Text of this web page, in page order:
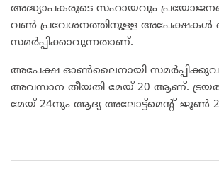
അദ്ധ്യാപകരുടെ സഹായവും
വൺ പ്രവേശനത്തിനുള്ള
സമർപ്പിക്കാവുന്നതാണ്.
അപേക്ഷ ഓൺലൈനായി
അവസാന തീയതി മേയ് 20 ആണ്.
മേയ് 24നും ആ​ദ്യ അലോട്ട്മെന്റ് ജൂൺ